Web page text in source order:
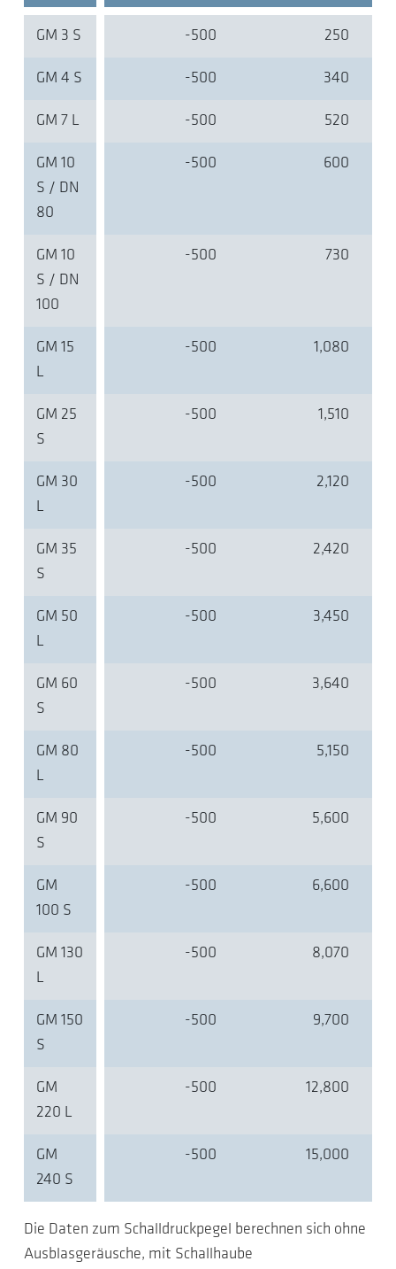
GM 3 S -500 250
GM 4 S -500 340
GM 7 L -500 520
GM 10
S / DN
80
-500 600
GM 10
S / DN
100
-500 730
GM 15
L
-500 1,080
GM 25
S
-500 1,510
GM 30
L
-500 2,120
GM 35
S
-500 2,420
GM 50
L
-500 3,450
GM 60
S
-500 3,640
GM 80
L
-500 5,150
GM 90
S
-500 5,600
GM
100 S
-500 6,600
GM 130
L
-500 8,070
GM 150
S
-500 9,700
GM
220 L
-500 12,800
GM
240 S
-500 15,000
Die Daten zum Schalldruckpegel berechnen sich ohne
Ausblasgeräusche, mit Schallhaube